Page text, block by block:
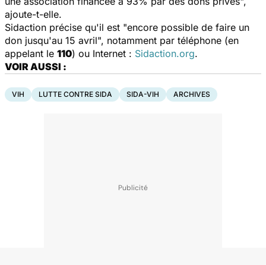
ajoute-t-elle.
Sidaction précise qu'il est "encore possible de faire un
don jusqu'au 15 avril", notamment par téléphone (en
appelant le 110) ou Internet : Sidaction.org.
VOIR AUSSI :
VIH LUTTE CONTRE SIDA SIDA-VIH ARCHIVES